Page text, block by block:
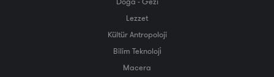
Lezzet
Kültür Antropoloji
Bilim Teknoloji̇
Macera